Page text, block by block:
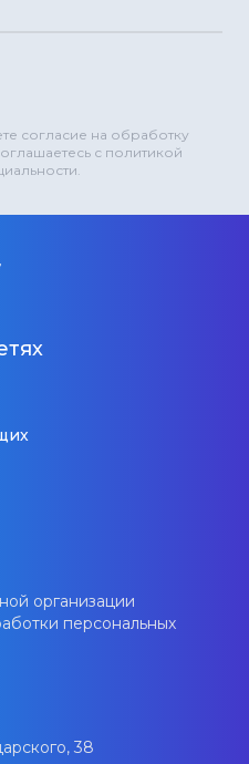
согласие на обработку
с политикой
организации
персональных
38